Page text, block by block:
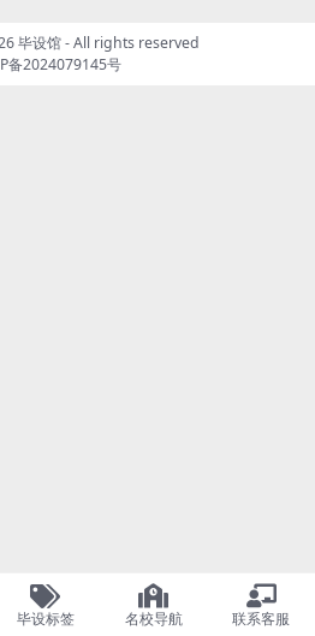
毕设馆- All rights reserved
备2024079145号
毕设标签 名校导航 联系客服